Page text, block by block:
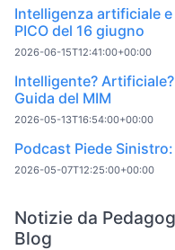
Intelligenza artificiale e
PICO del 16 giugno
2026-06-15T12:41:00+00:00
Intelligente?
Guida del MIM
2026-05-13T16:54:00+00:00
Podcast Piede
2026-05-07T12:25:00+00:00
Notizie da
Blog